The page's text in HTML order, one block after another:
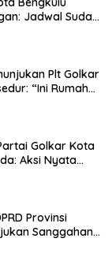
Jadwal Sudah
Plt Golkar
“Ini Rumah
Golkar Kota
Aksi Nyata
Provinsi
Sanggahan